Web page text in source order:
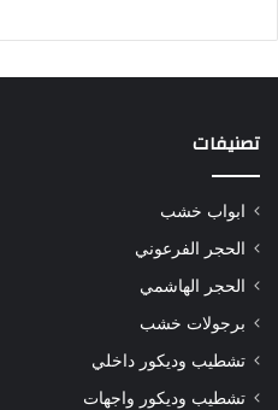
ي
م
ي
ة
ي
ا
أ
ر
تصنيفات
ابواب خشب
الحجر الفرعوني
الحجر الهاشمي
برجولات خشب
تشطيب وديكور داخلي
تشطيب وديكور واجهات